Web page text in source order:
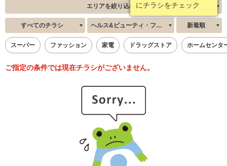
にチラシをチェック
エリアを絞り込む
すべてのチラシ ヘルス&ビューティ・フィットネス 新着順
スーパー ファッション 家電 ドラッグストア ホームセンタ
ご指定の条件では現在チラシがございません。